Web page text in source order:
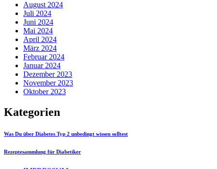
August 2024
Juli 2024
Juni 2024
Mai 2024
April 2024
März 2024
Februar 2024
Januar 2024
Dezember 2023
November 2023
Oktober 2023
Kategorien
Was Du über Diabetes Typ 2 unbedingt wissen solltest
Rezeptesammlung für Diabetiker